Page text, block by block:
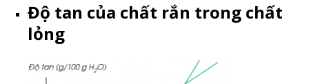
Độ tan của chất rắn trong chất
lỏng